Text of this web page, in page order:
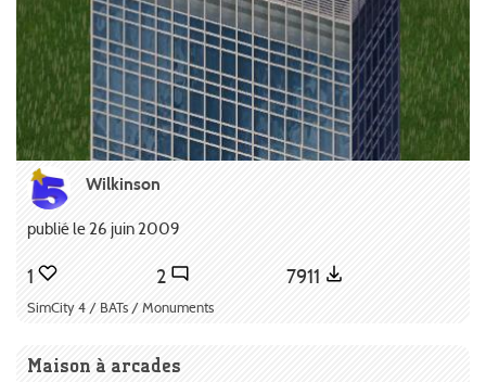
Wilkinson
publié le 26 juin 2009
1 2 7911
SimCity 4 / BATs / Monuments
Maison à arcades